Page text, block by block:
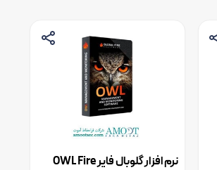
نرم افزار گلوبال فایر OWL Fire